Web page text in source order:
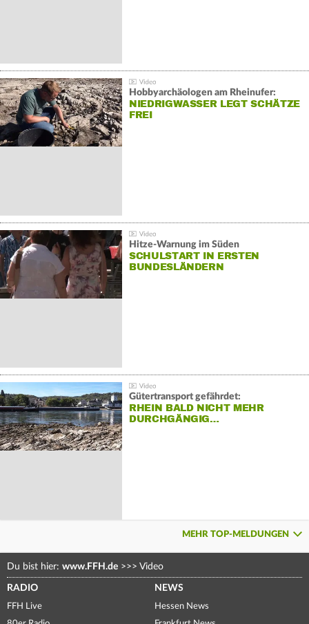
Hobbyarchäologen am Rheinufer:
NIEDRIGWASSER LEGT SCHÄTZE
FREI
Hitze-Warnung im Süden
SCHULSTART IN ERSTEN
BUNDESLÄNDERN
Gütertransport gefährdet:
RHEIN BALD NICHT MEHR
DURCHGÄNGIG…
MEHR TOP-MELDUNGEN
Du bist hier: www.FFH.de >>> Video
RADIO
FFH Live
NEWS
Hessen News